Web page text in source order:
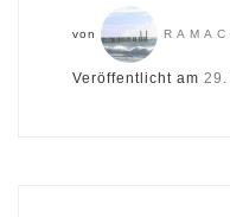
von
Veröffentlicht am 29.